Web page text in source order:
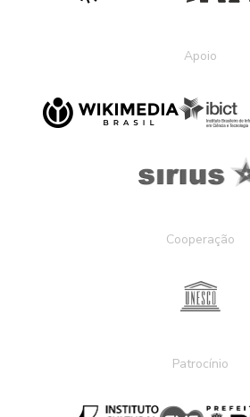
Apoio
Cooperação
Patrocínio